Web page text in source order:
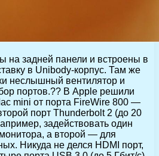
на задней панели и встроены в
в Unibody-корпус. Там же
неслышный вентилятор и
портов.?? В Apple решили
mini от порта FireWire 800 —
порт Thunderbolt 2 (до 20
задействовать один
а второй — для
Никуда не делся HDMI порт,